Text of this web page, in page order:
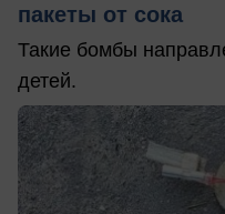
пакеты от сока
Такие бомбы
детей.